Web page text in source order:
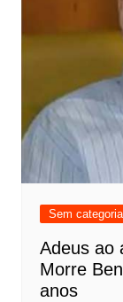
Sem categoria
Adeus ao
Morre
anos